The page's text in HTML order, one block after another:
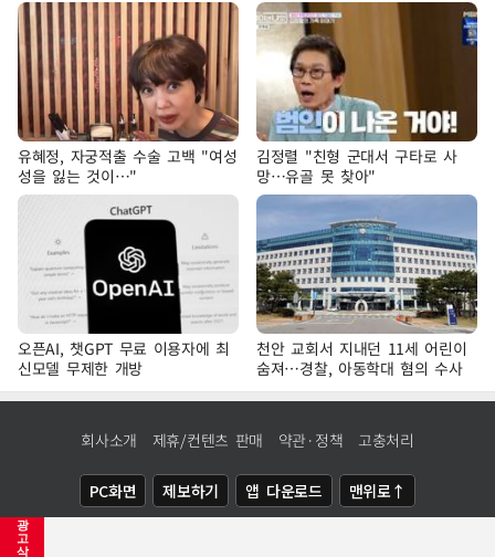
광
고
삭
유혜정, 자궁적출 수술 고백 "여성
성을 잃는 것이…"
김정렬 "친형 군대서 구타로 사
망…유골 못 찾아"
오픈AI, 챗GPT 무료 이용자에 최
신모델 무제한 개방
천안 교회서 지내던 11세 어린이
숨져…경찰, 아동학대 혐의 수사
회사소개 제휴/컨텐츠 판매 약관·정책 고충처리
PC화면 제보하기 앱 다운로드 맨위로↑